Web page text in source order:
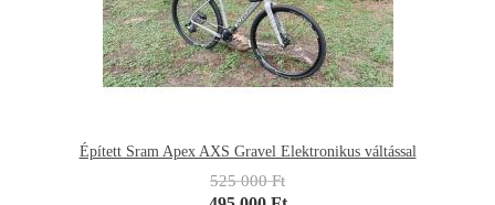
Épített Sram Apex AXS Gravel Elektronikus váltással
525 000 Ft